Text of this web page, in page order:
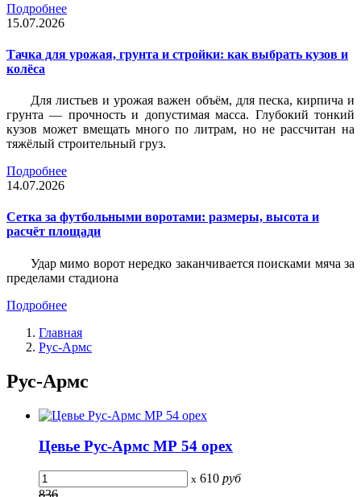
Подробнее
15.07.2026
Тачка для урожая, грунта и стройки: как выбрать кузов и
колёса
Для листьев и урожая важен объём, для песка, кирпича и
грунта — прочность и допустимая масса. Глубокий тонкий
кузов может вмещать много по литрам, но не рассчитан на
тяжёлый строительный груз.
Подробнее
14.07.2026
Сетка за футбольными воротами: размеры, высота и
расчёт площади
Удар мимо ворот нередко заканчивается поисками мяча за
пределами стадиона
Подробнее
Главная
Рус-Армс
Рус-Армс
Цевье Рус-Армс МР 54 орех
x 610 руб
836